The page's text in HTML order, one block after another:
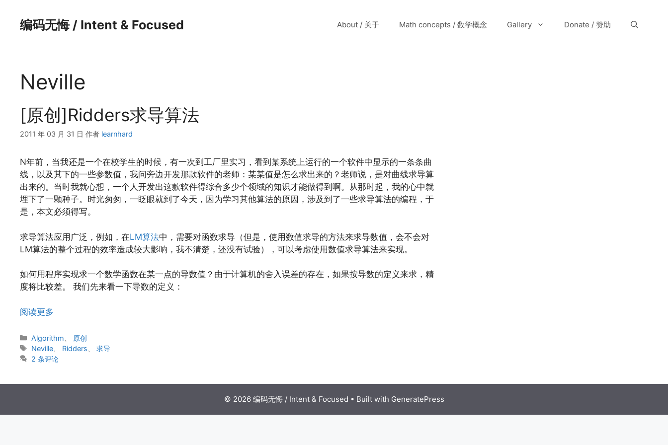
编码无悔 / Intent & Focused About / 关于 Math concepts / 数学概念 Gallery Donate / 赞助
Neville
[原创]Ridders求导算法
2011 年 03 月 31 日 作者 learnhard
N年前，当我还是一个在校学生的时候，有一次到工厂里实习，看到某系统上运行的一个软件中显示的一条条曲
线，以及其下的一些参数值，我问旁边开发那款软件的老师：某某值是怎么求出来的？老师说，是对曲线求导算
出来的。当时我就心想，一个人开发出这款软件得综合多少个领域的知识才能做得到啊。从那时起，我的心中就
埋下了一颗种子。时光匆匆，一眨眼就到了今天，因为学习其他算法的原因，涉及到了一些求导算法的编程，于
是，本文必须得写。
求导算法应用广泛，例如，在LM算法中，需要对函数求导（但是，使用数值求导的方法来求导数值，会不会对
LM算法的整个过程的效率造成较大影响，我不清楚，还没有试验），可以考虑使用数值求导算法来实现。
如何用程序实现求一个数学函数在某一点的导数值？由于计算机的舍入误差的存在，如果按导数的定义来求，精
度将比较差。 我们先来看一下导数的定义：
阅读更多
分
类
Algorithm
原创
标
签
Neville Ridders 、求导
2 条评论
© 2026 编码无悔 / Intent & Focused • Built with GeneratePress